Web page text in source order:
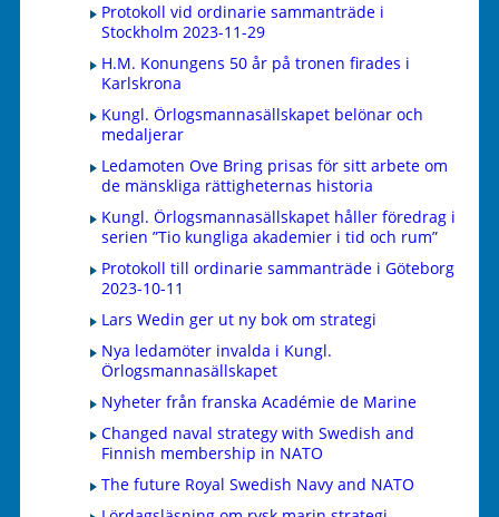
Protokoll vid ordinarie sammanträde i
Stockholm 2023-11-29
H.M. Konungens 50 år på tronen firades i
Karlskrona
Kungl. Örlogsmannasällskapet belönar och
medaljerar
Ledamoten Ove Bring prisas för sitt arbete om
de mänskliga rättigheternas historia
Kungl. Örlogsmannasällskapet håller föredrag i
serien ”Tio kungliga akademier i tid och rum”
Protokoll till ordinarie sammanträde i Göteborg
2023-10-11
Lars Wedin ger ut ny bok om strategi
Nya ledamöter invalda i Kungl.
Örlogsmannasällskapet
Nyheter från franska Académie de Marine
Changed naval strategy with Swedish and
Finnish membership in NATO
The future Royal Swedish Navy and NATO